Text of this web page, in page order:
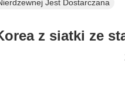
Jest Dostarczana
z siatki ze